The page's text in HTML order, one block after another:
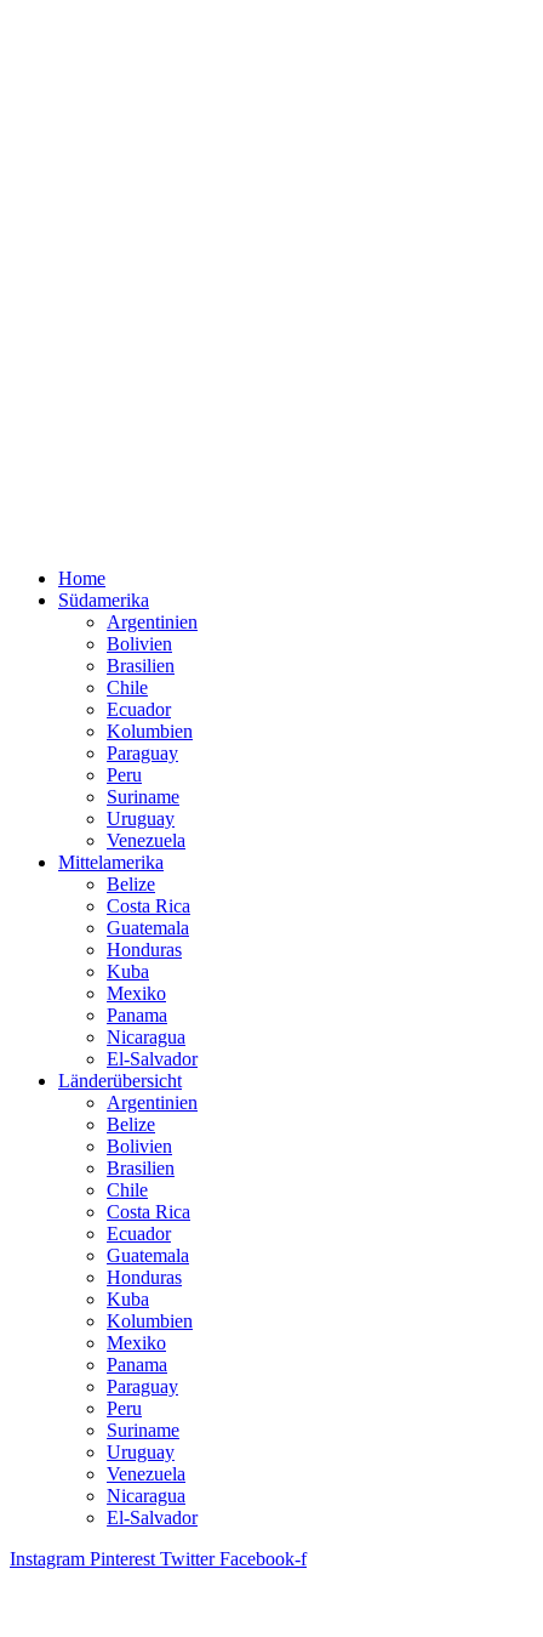
Home
Südamerika
Argentinien
Bolivien
Brasilien
Chile
Ecuador
Kolumbien
Paraguay
Peru
Suriname
Uruguay
Venezuela
Mittelamerika
Belize
Costa Rica
Guatemala
Honduras
Kuba
Mexiko
Panama
Nicaragua
El-Salvador
Länderübersicht
Argentinien
Belize
Bolivien
Brasilien
Chile
Costa Rica
Ecuador
Guatemala
Honduras
Kuba
Kolumbien
Mexiko
Panama
Paraguay
Peru
Suriname
Uruguay
Venezuela
Nicaragua
El-Salvador
Instagram Pinterest Twitter Facebook-f